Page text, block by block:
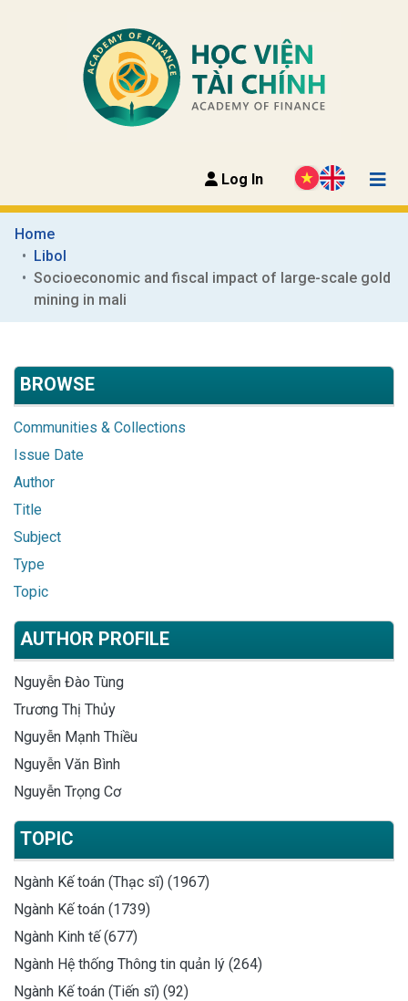
Log In
Home
Libol
Socioeconomic and fiscal impact of large-scale gold
mining in mali
BROWSE
Communities & Collections
Issue Date
Author
Title
Subject
Type
Topic
AUTHOR PROFILE
Nguyễn Đào Tùng
Trương Thị Thủy
Nguyễn Mạnh Thiều
Nguyễn Văn Bình
Nguyễn Trọng Cơ
TOPIC
Ngành Kế toán (Thạc sĩ) (1967)
Ngành Kế toán (1739)
Ngành Kinh tế (677)
Ngành Hệ thống Thông tin quản lý (264)
Ngành Kế toán (Tiến sĩ) (92)